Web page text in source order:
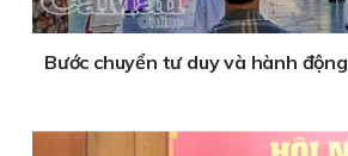
Bước chuyển tư duy và hành động